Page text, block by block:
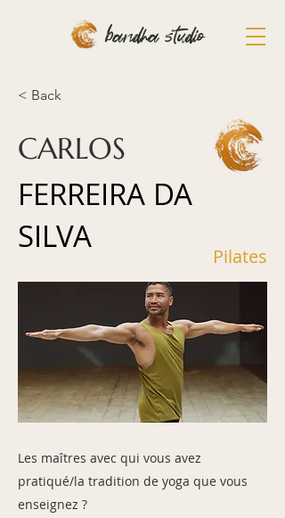
bandha studio
< Back
CARLOS
FERREIRA DA
SILVA
Pilates
Les maîtres avec qui vous avez
pratiqué/la tradition de yoga que vous
enseignez ?